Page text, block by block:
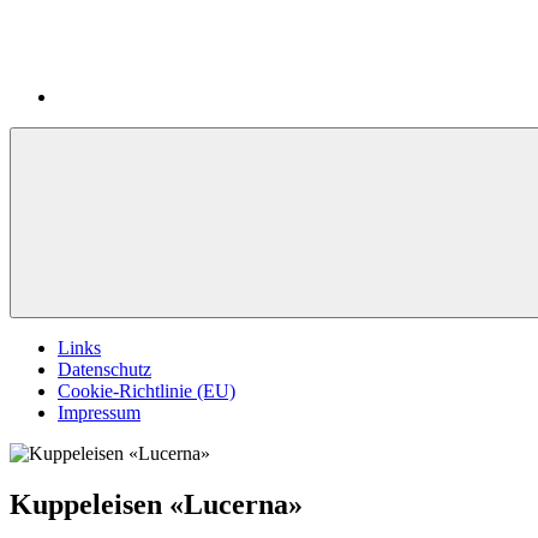
Links
Datenschutz
Cookie-Richtlinie (EU)
Impressum
Kuppeleisen «Lucerna»